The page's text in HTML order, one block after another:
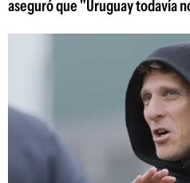
aseguró que "Uruguay todavía